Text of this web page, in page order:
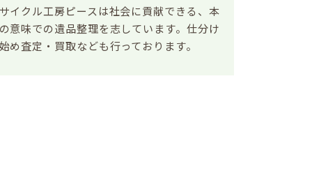
イクル工房ピースは社会に貢献できる、本
意味での遺品整理を志しています。仕分け
め査定・買取なども行っております。